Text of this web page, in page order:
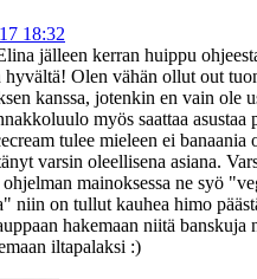
18:32
jälleen kerran huippu
hyvältä! Olen vähän ollut out
kanssa, jotenkin en vain ole
myös saattaa asustaa
tulee mieleen ei banaania
varsin oleellisena asiana.
mainoksessa ne syö
niin on tullut kauhea himo
hakemaan niitä banskuja
iltapalaksi :)